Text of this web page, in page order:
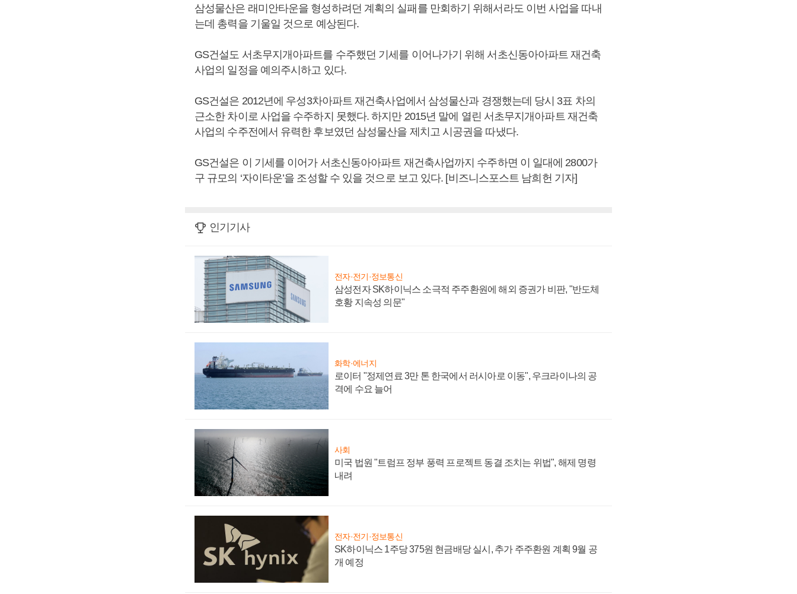
삼성물산은 래미안타운을 형성하려던 계획의 실패를 만회하기 위해서라도 이번 사업을 따내
는데 총력을 기울일 것으로 예상된다.
GS건설도 서초무지개아파트를 수주했던 기세를 이어나가기 위해 서초신동아아파트 재건축
사업의 일정을 예의주시하고 있다.
GS건설은 2012년에 우성3차아파트 재건축사업에서 삼성물산과 경쟁했는데 당시 3표 차의
근소한 차이로 사업을 수주하지 못했다. 하지만 2015년 말에 열린 서초무지개아파트 재건축
사업의 수주전에서 유력한 후보였던 삼성물산을 제치고 시공권을 따냈다.
GS건설은 이 기세를 이어가 서초신동아아파트 재건축사업까지 수주하면 이 일대에 2800가
구 규모의 ‘자이타운’을 조성할 수 있을 것으로 보고 있다. [비즈니스포스트 남희헌 기자]
인기기사
전자·전기·정보통신
삼성전자 SK하이닉스 소극적 주주환원에 해외 증권가 비판, "반도체
호황 지속성 의문"
화학·에너지
로이터 "정제연료 3만 톤 한국에서 러시아로 이동", 우크라이나의 공
격에 수요 늘어
사회
미국 법원 "트럼프 정부 풍력 프로젝트 동결 조치는 위법", 해제 명령
내려
전자·전기·정보통신
SK하이닉스 1주당 375원 현금배당 실시, 추가 주주환원 계획 9월 공
개 예정